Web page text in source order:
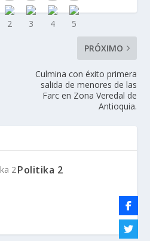
PRÓXIMO
Culmina con éxito primera
salida de menores de las
Farc en Zona Veredal de
Antioquia.
Politika 2